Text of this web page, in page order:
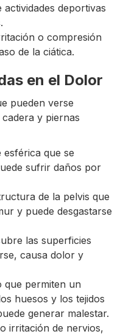
deportivas
o compresión
de la ciática.
en el Dolor
pueden verse
y piernas
esférica que se
sufrir daños por
de la pelvis que
y puede desgastarse
las superficies
causa dolor y
que permiten un
huesos y los tejidos
generar malestar.
irritación de nervios,